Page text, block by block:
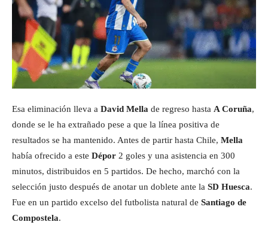
Esa eliminación lleva a David Mella de regreso hasta A Coruña,
donde se le ha extrañado pese a que la línea positiva de
resultados se ha mantenido. Antes de partir hasta Chile, Mella
había ofrecido a este Dépor 2 goles y una asistencia en 300
minutos, distribuidos en 5 partidos. De hecho, marchó con la
selección justo después de anotar un doblete ante la SD Huesca.
Fue en un partido excelso del futbolista natural de Santiago de
Compostela.